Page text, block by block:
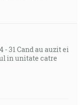
- 31 Cand au auzit ei
in unitate catre